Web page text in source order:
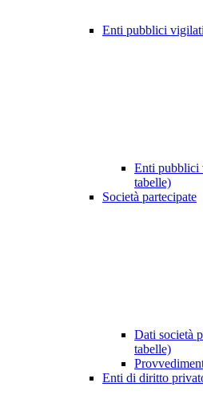
Enti pubblici vigilati
Enti pubblici
tabelle)
Società partecipate
Dati società
tabelle)
Enti di diritto